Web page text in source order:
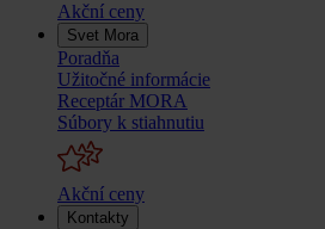
Akční ceny
Svet Mora
Poradňa
Užitočné informácie
Receptár MORA
Súbory k stiahnutiu
Akční ceny
Kontakty